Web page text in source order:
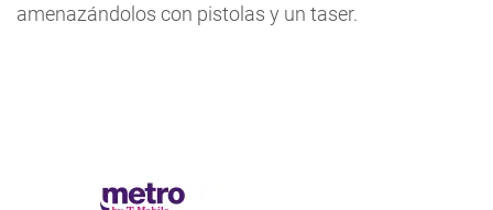
amenazándolos con pistolas y un taser.